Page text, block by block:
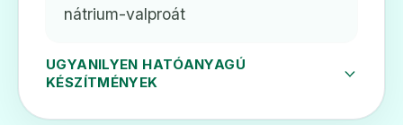
Ár: —
nátrium-valproát
UGYANILYEN HATÓANYAGÚ
KÉSZÍTMÉNYEK